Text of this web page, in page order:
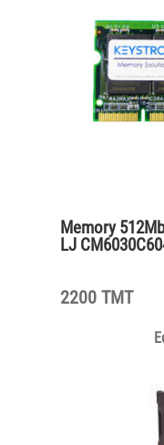
Memory
LJ
2200 TMT